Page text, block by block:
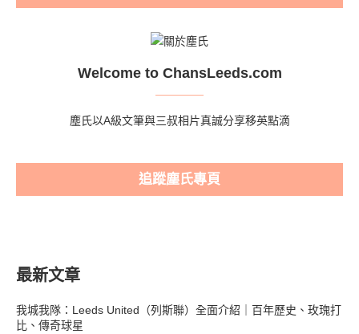
Welcome to ChansLeeds.com
塵氏以A級文筆與三叔相片真誠分享移英點滴
追蹤塵氏專頁
最新文章
我城我隊：Leeds United（列斯聯）全面介紹｜百年歷史、玫瑰打
比、傳奇球星